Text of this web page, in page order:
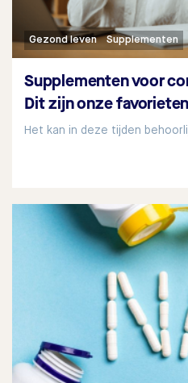
Gezond leven Supplementen
Supplementen voor
Dit zijn onze favorieten
Het kan in deze tijden